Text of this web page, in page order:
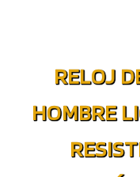
RELOJ
HOMBRE